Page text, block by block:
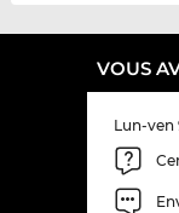
VOUS
Lun-ven